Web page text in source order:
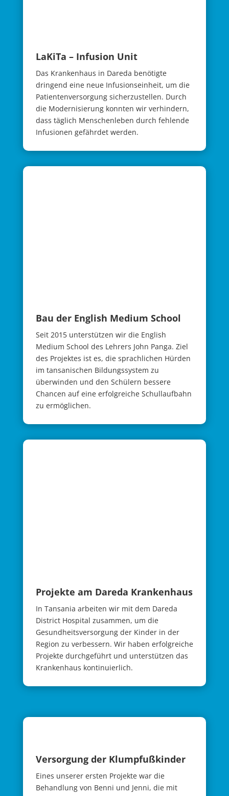
LaKiTa – Infusion Unit
Das Krankenhaus in Dareda benötigte
dringend eine neue Infusionseinheit, um die
Patientenversorgung sicherzustellen. Durch
die Modernisierung konnten wir verhindern,
dass täglich Menschenleben durch fehlende
Infusionen gefährdet werden.
Bau der English Medium School
Seit 2015 unterstützen wir die English
Medium School des Lehrers John Panga. Ziel
des Projektes ist es, die sprachlichen Hürden
im tansanischen Bildungssystem zu
überwinden und den Schülern bessere
Chancen auf eine erfolgreiche Schullaufbahn
zu ermöglichen.
Projekte am Dareda Krankenhaus
In Tansania arbeiten wir mit dem Dareda
District Hospital zusammen, um die
Gesundheitsversorgung der Kinder in der
Region zu verbessern. Wir haben erfolgreiche
Projekte durchgeführt und unterstützen das
Krankenhaus kontinuierlich.
Versorgung der Klump­fuß­kinder
Eines unserer ersten Projekte war die
Behandlung von Benni und Jenni, die mit